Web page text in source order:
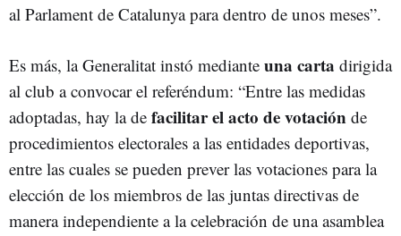
al Parlament de Catalunya para dentro de unos meses”.
Es más, la Generalitat instó mediante una carta dirigida
al club a convocar el referéndum: “Entre las medidas
adoptadas, hay la de facilitar el acto de votación de
procedimientos electorales a las entidades deportivas,
entre las cuales se pueden prever las votaciones para la
elección de los miembros de las juntas directivas de
manera independiente a la celebración de una asamblea